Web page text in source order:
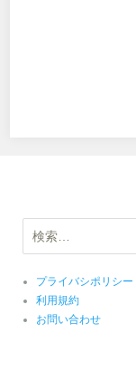
索:
プライバシポリシー
利用規約
お問い合わせ